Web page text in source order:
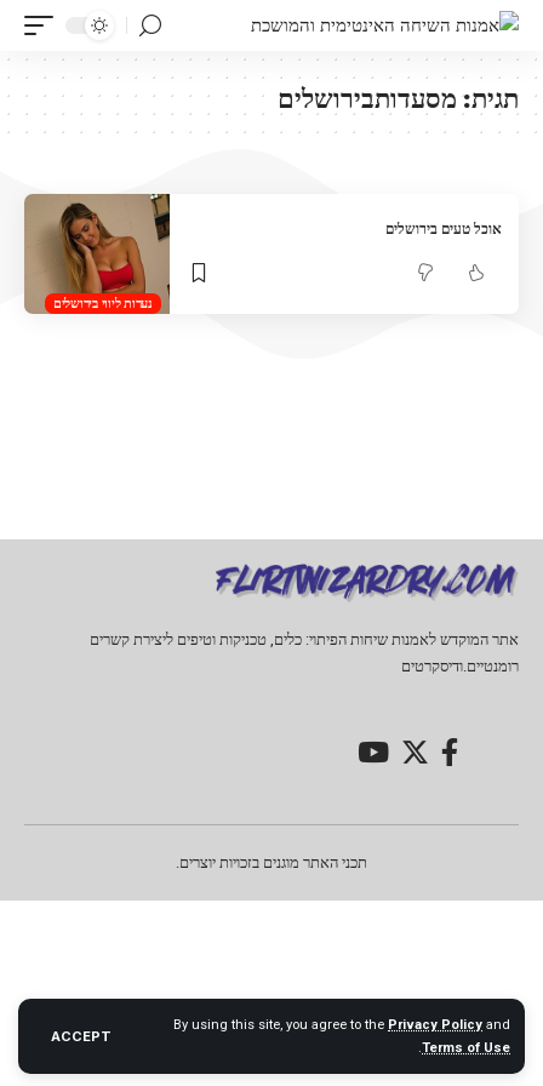
By using this site, you agree to the Privacy Policy and
Terms of Use
.
ACCEPT
תגית:מסעדותבירושלים
נערות ליווי בירושלים
אוכל טעים בירושלים
אתר המוקדש לאמנות שיחות הפיתוי: כלים, טכניקות וטיפים ליצירת קשרים
רומנטיים.ודיסקרטים
תכני האתר מוגנים בזכויות יוצרים.